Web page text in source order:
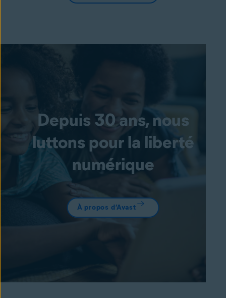
Depuis 30 ans, nous
luttons pour la liberté
numérique
À propos d’Avast